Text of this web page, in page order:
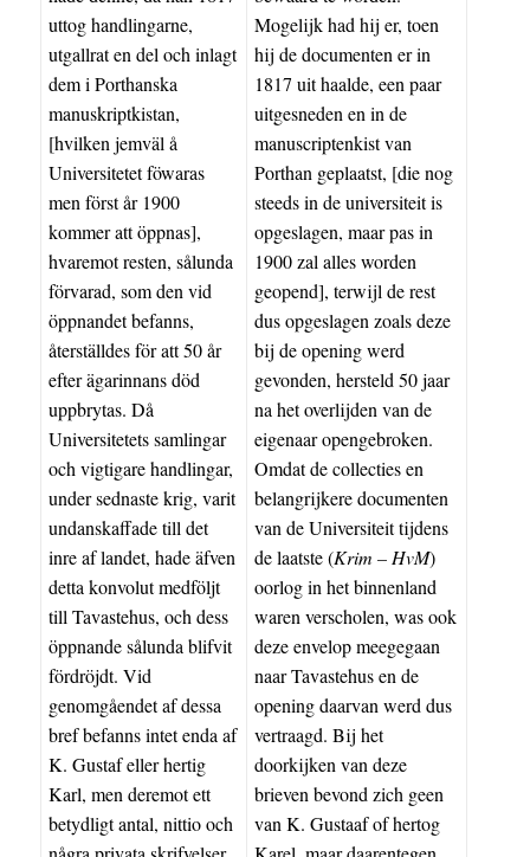
uttog handlingarne,
utgallrat en del och inlagt
dem i Porthanska
manuskriptkistan,
[hvilken jemväl å
Universitetet föwaras
men först år 1900
kommer att öppnas],
hvaremot resten, sålunda
förvarad, som den vid
öppnandet befanns,
återställdes för att 50 år
efter ägarinnans död
uppbrytas. Då
Universitetets samlingar
och vigtigare handlingar,
under sednaste krig, varit
undanskaffade till det
inre af landet, hade äfven
detta konvolut medföljt
till Tavastehus, och dess
öppnande sålunda blifvit
fördröjdt. Vid
genomgåendet af dessa
bref befanns intet enda af
K. Gustaf eller hertig
Karl, men deremot ett
betydligt antal, nittio och
Mogelijk had hij er, toen
hij de documenten er in
1817 uit haalde, een paar
uitgesneden en in de
manuscriptenkist van
Porthan geplaatst, [die nog
steeds in de universiteit is
opgeslagen, maar pas in
1900 zal alles worden
geopend], terwijl de rest
dus opgeslagen zoals deze
bij de opening werd
gevonden, hersteld 50 jaar
na het overlijden van de
eigenaar opengebroken.
Omdat de collecties en
belangrijkere documenten
van de Universiteit tijdens
de laatste (Krim – HvM)
oorlog in het binnenland
waren verscholen, was ook
deze envelop meegegaan
naar Tavastehus en de
opening daarvan werd dus
vertraagd. Bij het
doorkijken van deze
brieven bevond zich geen
van K. Gustaaf of hertog